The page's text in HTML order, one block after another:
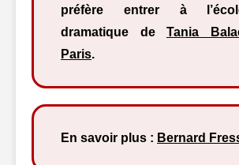
préfère entrer à
dramatique de Tania
Paris.
En savoir plus : Bernard